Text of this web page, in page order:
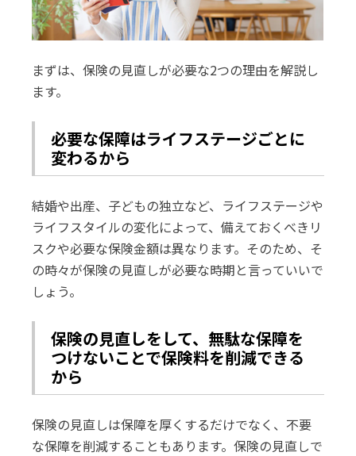
まずは、保険の見直しが必要な2つの理由を解説し
ます。
必要な保障はライフステージごとに
変わるから
結婚や出産、子どもの独立など、ライフステージや
ライフスタイルの変化によって、備えておくべきリ
スクや必要な保険金額は異なります。そのため、そ
の時々が保険の見直しが必要な時期と言っていいで
しょう。
保険の見直しをして、 無駄な保障を
つけないことで保険料を削減できる
から
保険の見直しは保障を厚くするだけでなく、不要
な保障を削減することもあります。保険の見直しで